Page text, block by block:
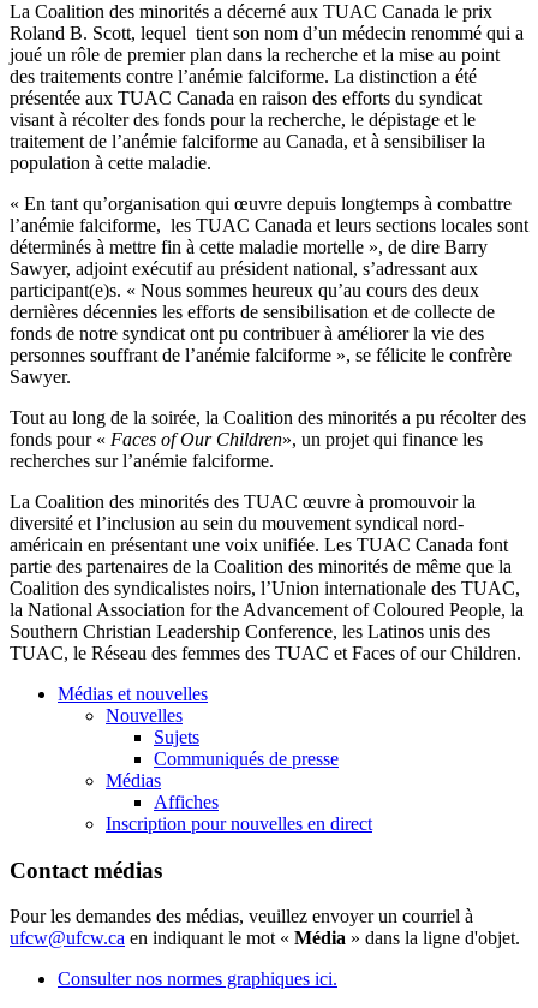
La Coalition des minorités a décerné aux TUAC Canada le prix
Roland B. Scott, lequel tient son nom d’un médecin renommé qui a
joué un rôle de premier plan dans la recherche et la mise au point
des traitements contre l’anémie falciforme. La distinction a été
présentée aux TUAC Canada en raison des efforts du syndicat
visant à récolter des fonds pour la recherche, le dépistage et le
traitement de l’anémie falciforme au Canada, et à sensibiliser la
population à cette maladie.
« En tant qu’organisation qui œuvre depuis longtemps à combattre
l’anémie falciforme, les TUAC Canada et leurs sections locales sont
déterminés à mettre fin à cette maladie mortelle », de dire Barry
Sawyer, adjoint exécutif au président national, s’adressant aux
participant(e)s. « Nous sommes heureux qu’au cours des deux
dernières décennies les efforts de sensibilisation et de collecte de
fonds de notre syndicat ont pu contribuer à améliorer la vie des
personnes souffrant de l’anémie falciforme », se félicite le confrère
Sawyer.
Tout au long de la soirée, la Coalition des minorités a pu récolter des
fonds pour « Faces of Our Children», un projet qui finance les
recherches sur l’anémie falciforme.
La Coalition des minorités des TUAC œuvre à promouvoir la
diversité et l’inclusion au sein du mouvement syndical nord-
américain en présentant une voix unifiée. Les TUAC Canada font
partie des partenaires de la Coalition des minorités de même que la
Coalition des syndicalistes noirs, l’Union internationale des TUAC,
la National Association for the Advancement of Coloured People, la
Southern Christian Leadership Conference, les Latinos unis des
TUAC, le Réseau des femmes des TUAC et Faces of our Children.
Médias et nouvelles
Nouvelles
Sujets
Communiqués de presse
Médias
Affiches
Inscription pour nouvelles en direct
Contact médias
Pour les demandes des médias, veuillez envoyer un courriel à
ufcw@ufcw.ca en indiquant le mot « Média » dans la ligne d'objet.
Consulter nos normes graphiques ici.